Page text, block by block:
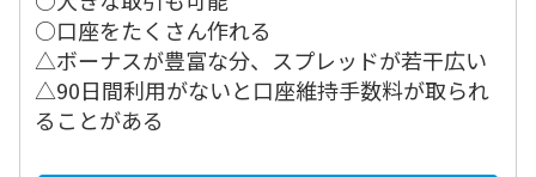
○口座をたくさん作れる
△ボーナスが豊富な分、スプレッドが若干広い
△90日間利用がないと口座維持手数料が取られ
ることがある